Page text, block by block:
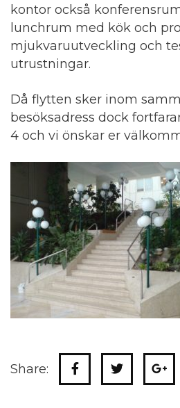
kontor också
lunchrum med kök och
mjukvaruutveckling och
utrustningar.
Då flytten sker inom
besöksadress dock
4 och vi önskar er
Share: